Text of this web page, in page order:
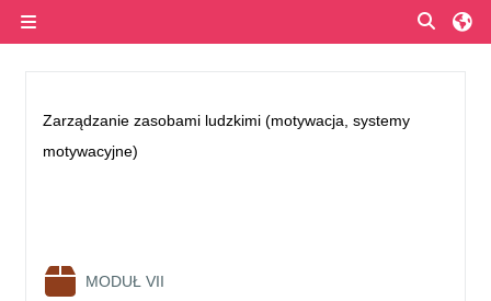
Zarządzanie zasobami ludzkimi (motywacja, systemy
motywacyjne)
MODUŁ VII